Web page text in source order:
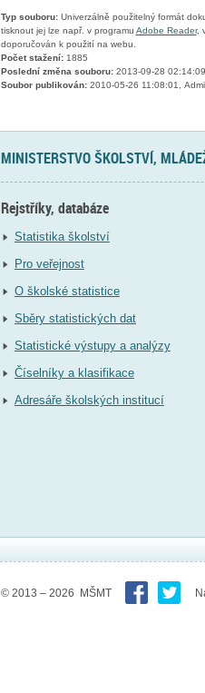
Typ souboru:Univerzálně použitelný formát
tisknout jej lze např. v programu Adobe Reader,
doporučován k použití na webu.
Počet stažení:1885
Poslední změna souboru:2013-09-28 02:14:09
Soubor publikován:2010-05-26 11:08:01,
MINISTERSTVO ŠKOLSTVÍ,
Rejstříky, databáze
Statistika školství
Pro veřejnost
O školské statistice
Sběry statistických dat
Statistické výstupy a analýzy
Číselníky a klasifikace
Adresáře školských institucí
© 2013 – 2026 MŠMT